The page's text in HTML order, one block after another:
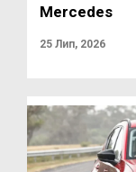
Mercedes
25 Лип, 2026